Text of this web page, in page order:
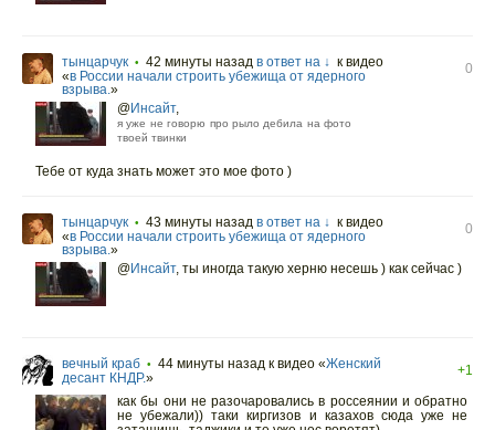
тынцарчук • 42 минуты назад в ответ на ↓ к видео
«в России начали строить убежища от ядерного
взрыва.»
0
@Инсайт,
я уже не говорю про рыло дебила на фото
твоей твинки
Тебе от куда знать может это мое фото )
тынцарчук • 43 минуты назад в ответ на ↓ к видео
«в России начали строить убежища от ядерного
взрыва.»
0
@Инсайт, ты иногда такую херню несешь ) как сейчас )
вечный краб • 44 минуты назад к видео «Женский
десант КНДР.»
+1
как бы они не разочаровались в россеянии и обратно
не убежали)) таки киргизов и казахов сюда уже не